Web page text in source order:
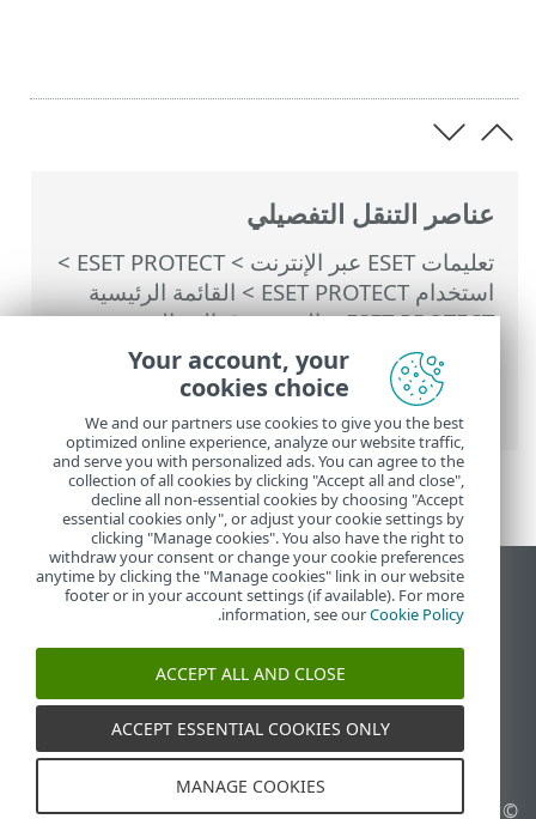
عناصر التنقل التفصيلي
تعليمات ESET عبر الإنترنت >
ESET PROTECT
>
استخدام ‎ESET PROTECT
> القائمة الرئيسية
ESET PROTECT
>المزيد>قوالب المجموعة
الديناميكية
قالب مجموعة ديناميكية - أمثلة
مجموعة ديناميكية - لم يتم تثبيت إصدار برنامج
معين ولكن يوجد إصدار آخر
عرض موقع سطح المكتب
End of Life
قاعدة معارف ESET
ESET Status Portal
الدعم الإقليمي
© 1992 - 2026 ESET, spol. s إدارة ملفات تعريف الارتباط
Your account, your
cookies choice
We and our partners use cookies to give you the best
optimized online experience, analyze our website traffic,
and serve you with personalized ads. You can agree to the
collection of all cookies by clicking "Accept all and close",
decline all non-essential cookies by choosing "Accept
essential cookies only", or adjust your cookie settings by
clicking "Manage cookies". You also have the right to
withdraw your consent or change your cookie preferences
anytime by clicking the "Manage cookies" link in our website
footer or in your account settings (if available). For more
information, see ourCookie Policy
.
ACCEPT ALL AND CLOSE
ACCEPT ESSENTIAL COOKIES ONLY
MANAGE COOKIES